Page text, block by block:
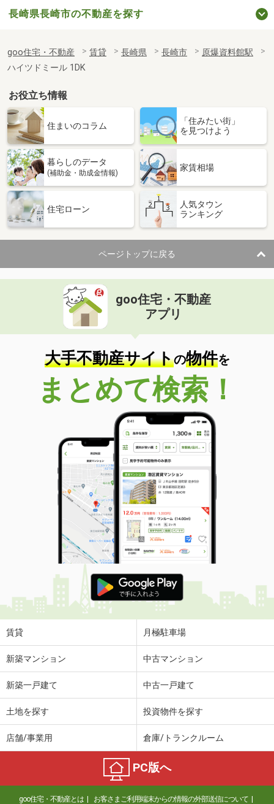
長崎県長崎市の不動産を探す
goo住宅・不動産 賃貸 長崎県 長崎市
原爆資料館駅
ハイツドミール 1DK
お役立ち情報
住まいのコラム
「住みたい街」
を見つけよう
暮らしのデータ
(補助金・助成金情報)
家賃相場
住宅ローン
人気タウン
ランキング
ページトップに戻る
goo住宅・不動産
アプリ
大手不動産サイトの物件を
まとめて検索！
賃貸 月極駐車場
新築マンション 中古マンション
新築一戸建て 中古一戸建て
土地を探す 投資物件を探す
店舗/事業用 倉庫/トランクルーム
PC版へ
goo住宅・不動産とは お客さまご利用端末からの情報の外部送信について